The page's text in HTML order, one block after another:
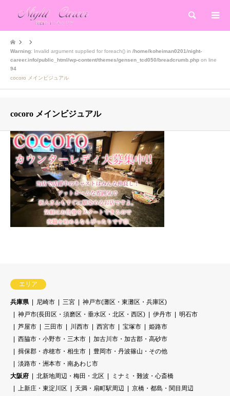
検索
Warning: Invalid argument supplied for foreach() in /home/koheiman0201/night-
career.info/public_html/wp-content/themes/gensen_tcd050/breadcrumb.php on line
94
cocoro メインビジュアル
cocoro メインビジュアル
エリア
兵庫県 尼崎市 三宮
神戸市(灘区・東灘区・兵庫区)
神戸市(長田区・須磨区・垂水区・北区・西区)
伊丹市
明石市
芦屋市
三田市 川西市 西宮市 宝塚市
姫路市
西脇市・小野市・三木市
加古川市・加古郡・高砂市
揖保郡・赤穂市・相生市
豊岡市・丹波篠山・その他
淡路市・洲本市・南あわじ市
大阪府
北新地周辺・梅田・北区
ミナミ・難波・心斎橋
上新庄・東淀川区
天満・扇町駅周辺
京橋・都島・関目周辺